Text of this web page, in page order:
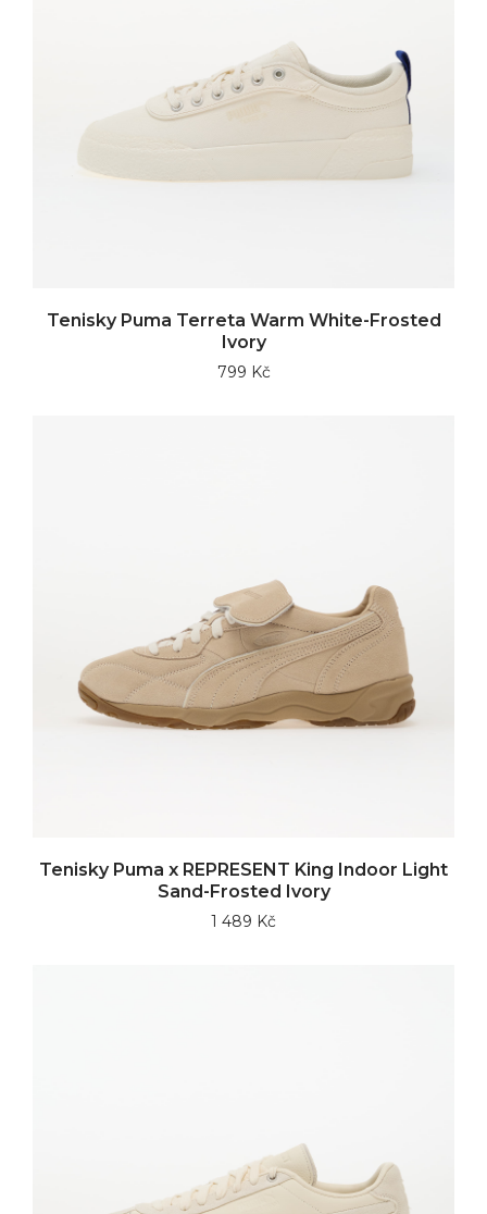
Tenisky Puma Terreta Warm White-Frosted
Ivory
799 Kč
Tenisky Puma x REPRESENT King Indoor Light
Sand-Frosted Ivory
1 489 Kč